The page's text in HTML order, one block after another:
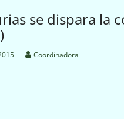
se dispara la
Coordinadora